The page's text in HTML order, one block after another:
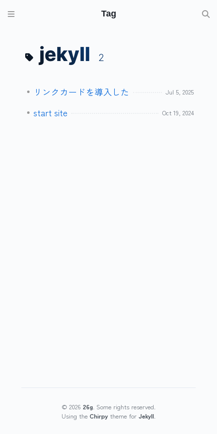
Tag
jekyll 2
リンクカードを導入した Jul 5, 2025
start site Oct 19, 2024
© 2026 26g Some rights reserved.
Using the Chirpy theme for Jekyll